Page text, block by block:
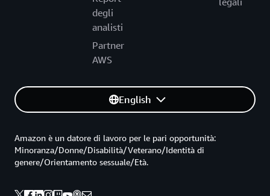
degli
analisti
Partner
AWS
English
Amazon è un datore di lavoro per le pari opportunità:
Minoranza/Donne/Disabilità/Veterano/Identità di
genere/Orientamento sessuale/Età.